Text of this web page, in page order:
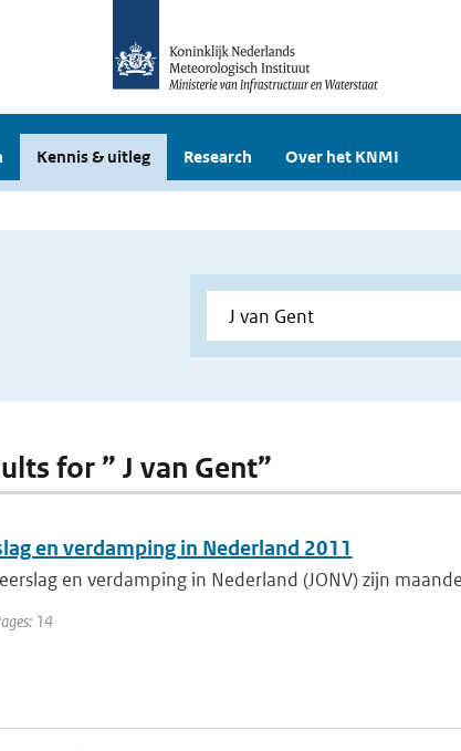
Kennis & uitleg Research Over het KNMI
for ” J van Gent”
en verdamping in Nederland 2011
en verdamping in Nederland (JONV) zijn
14